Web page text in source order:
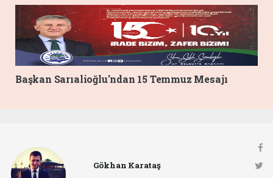
Başkan Sarıalioğlu'ndan 15 Temmuz Mesajı
Gökhan Karataş